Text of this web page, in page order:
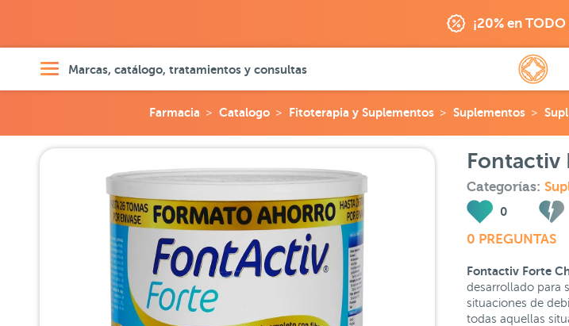
¡20% en
Marcas, catálogo, tratamientos y consultas
Farmacia Catalogo Fitoterapia y Suplementos Suplementos
Fontactiv
Categorías:
0
0 PREGUNTAS
Fontactiv Forte
desarrollado para
situaciones de
todas aquellas